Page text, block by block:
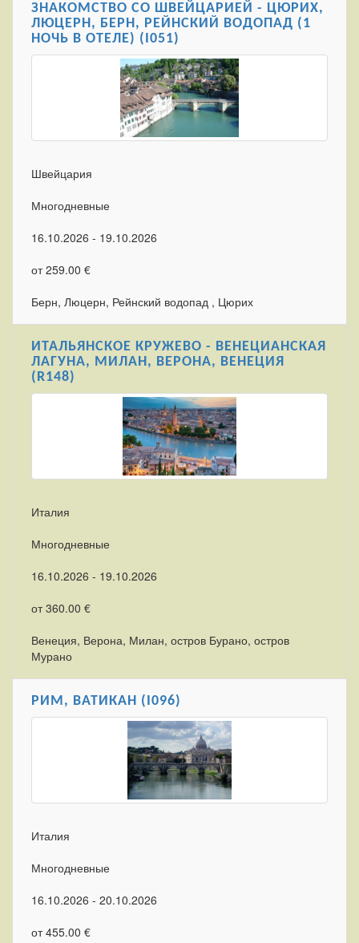
ЗНАКОМСТВО СО ШВЕЙЦАРИЕЙ - ЦЮРИХ,
ЛЮЦЕРН, БЕРН, РЕЙНСКИЙ ВОДОПАД (1
НОЧЬ В ОТЕЛЕ) (I051)
Швейцария
Многодневные
16.10.2026 - 19.10.2026
от 259.00 €
Берн, Люцерн, Рейнский водопад , Цюрих
ИТАЛЬЯНСКОЕ КРУЖЕВО - ВЕНЕЦИАНСКАЯ
ЛАГУНА, МИЛАН, ВЕРОНА, ВЕНЕЦИЯ
(R148)
Италия
Многодневные
16.10.2026 - 19.10.2026
от 360.00 €
Венеция, Верона, Милан, остров Бурано, остров
Мурано
РИМ, ВАТИКАН (I096)
Италия
Многодневные
16.10.2026 - 20.10.2026
от 455.00 €